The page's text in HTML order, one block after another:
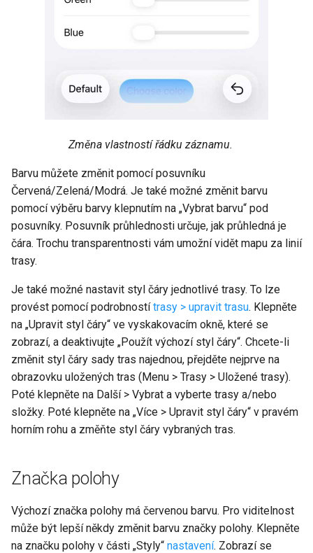
Změna vlastností řádku záznamu.
Barvu můžete změnit pomocí posuvníku
Červená/Zelená/Modrá. Je také možné změnit barvu
pomocí výběru barvy klepnutím na „Vybrat barvu“ pod
posuvníky. Posuvník průhlednosti určuje, jak průhledná je
čára. Trochu transparentnosti vám umožní vidět mapu za linií
trasy.
Je také možné nastavit styl čáry jednotlivé trasy. To lze
provést pomocí podrobnostítrasy > upravit trasu. Klepněte
na „Upravit styl čáry“ ve vyskakovacím okně, které se
zobrazí, a deaktivujte „Použít výchozí styl čáry“. Chcete-li
změnit styl čáry sady tras najednou, přejděte nejprve na
obrazovku uložených tras (Menu > Trasy > Uložené trasy).
Poté klepněte na Další > Vybrat a vyberte trasy a/nebo
složky. Poté klepněte na „Více > Upravit styl čáry“ v pravém
horním rohu a změňte styl čáry vybraných tras.
Značka polohy
Výchozí značka polohy má červenou barvu. Pro viditelnost
může být lepší někdy změnit barvu značky polohy. Klepněte
na značku polohy v části „Styly“ nastavení. Zobrazí se